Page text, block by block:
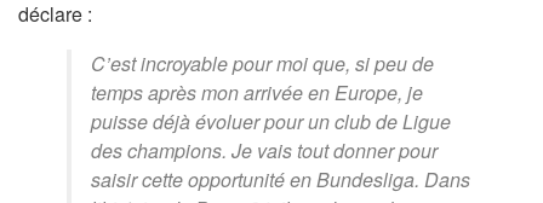
déclare :
C’est incroyable pour moi que, si peu de
temps après mon arrivée en Europe, je
puisse déjà évoluer pour un club de Ligue
des champions. Je vais tout donner pour
saisir cette opportunité en Bundesliga. Dans